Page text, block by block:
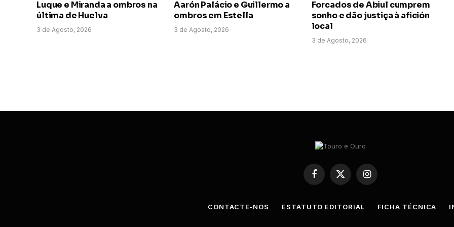
Luque e Miranda a ombros na
última de Huelva
3 de Agosto, 2026
Aarón Palácio e Guillermo a
ombros em Estella
3 de Agosto, 2026
Forcados de Abiul cumprem
sonho e dão justiça à afición
local
3 de Agosto, 2026
Facebook
X
Instagram
CONTACTE-NOS ESTATUTO EDITORIAL FICHA TÉCNICA